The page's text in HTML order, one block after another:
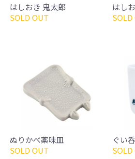
はしおき 鬼太郎
SOLD OUT
はし
ぬりかべ薬味皿
SOLD OUT
ぐい